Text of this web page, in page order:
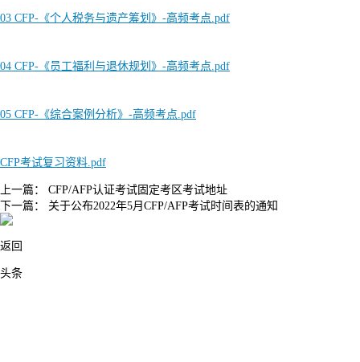
03 CFP-《个人税务与遗产筹划》-高频考点.pdf
04 CFP-《员工福利与退休规划》-高频考点.pdf
05 CFP-《综合案例分析》-高频考点.pdf
CFP考试复习资料.pdf
上一篇： CFP/AFP认证考试固定考区考试地址
下一篇： 关于公布2022年5月CFP/AFP考试时间表的通知
返回
头条